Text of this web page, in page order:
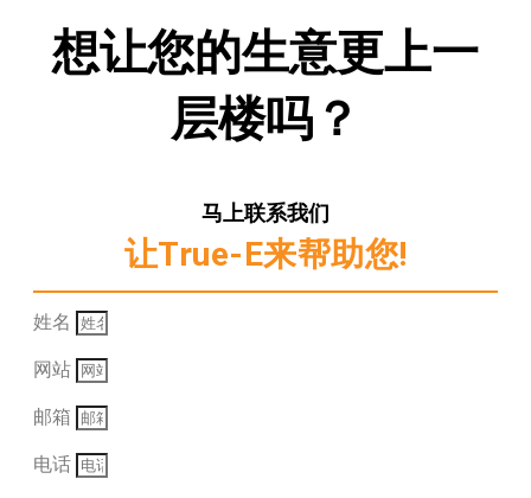
想让您的生意更上一
层楼吗？
马上联系我们
让True-E来帮助您!
姓名
网站
邮箱
电话